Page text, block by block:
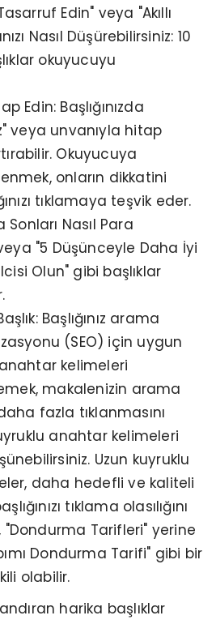
Edin" veya "Akıllı
Nasıl Düşürebilirsiniz: 10
okuyucuyu
Edin: Başlığınızda
veya unvanıyla hitap
Okuyucuya
onların dikkatini
tıklamaya teşvik eder.
Nasıl Para
veya "5 Düşünceyle Daha İyi
Olun" gibi başlıklar
Başlığınız arama
(SEO) için uygun
kelimeleri
makalenizin arama
fazla tıklanmasını
anahtar kelimeleri
Uzun kuyruklu
daha hedefli ve kaliteli
tıklama olasılığını
"Dondurma Tarifleri" yerine
Dondurma Tarifi" gibi bir
olabilir.
harika başlıklar